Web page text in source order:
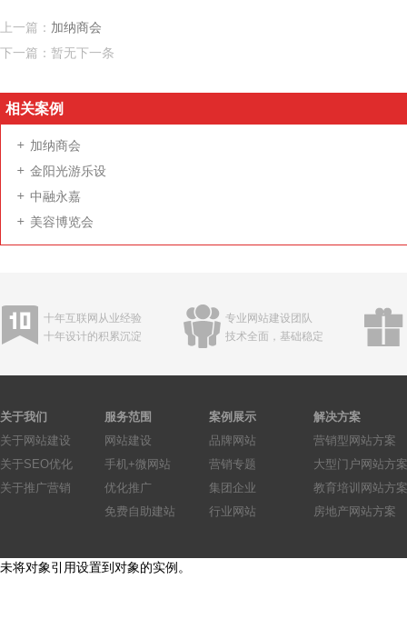
上一篇： 加纳商会
下一篇： 暂无下一条
相关案例
加纳商会
金阳光游乐设
中融永嘉
美容博览会
十年互联网从业经验
十年设计的积累沉淀
专业网站建设团队
技术全面，基础稳定
关于我们
关于网站建设
关于SEO优化
关于推广营销
服务范围
网站建设
手机+微网站
优化推广
免费自助建站
案例展示
品牌网站
营销专题
集团企业
行业网站
解决方案
营销型网站方案
大型门户网站方案
教育培训网站方案
房地产网站方案
未将对象引用设置到对象的实例。